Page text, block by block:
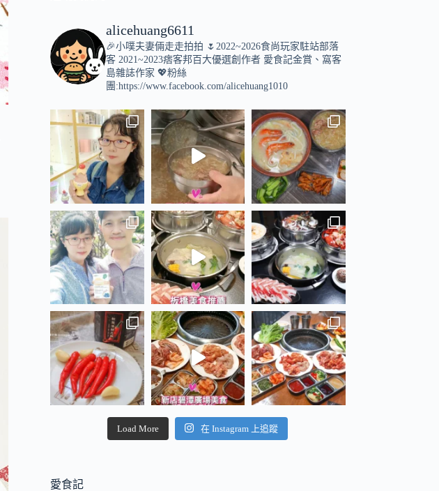
alicehuang6611
🎉小噗夫妻倆走走拍拍 🌷2022~2026食尚玩家駐站部落
客 2021~2023痞客邦百大優選創作者 愛食記金賞、窩客
島雜誌作家 💖粉絲
團:https://www.facebook.com/alicehuang1010
Load More 在 Instagram 上追蹤
愛食記